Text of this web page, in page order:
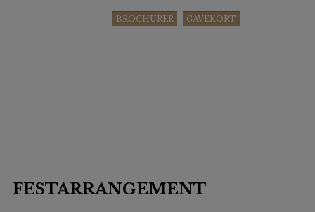
BROCHURER GAVEKORT
FESTARRANGEMENT